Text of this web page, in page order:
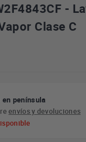
-
Clase C
península
envíos y devoluciones